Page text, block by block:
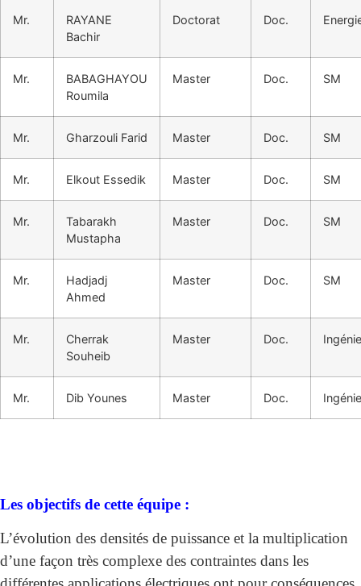
Mr.
RAYANE
Bachir
Doctorat Doc.
Mr.
BABAGHAYOU
Roumila
Master Doc. SM
Mr. Gharzouli Farid Master Doc. SM
Mr. Elkout Essedik Master Doc. SM
Mr.
Tabarakh
Mustapha
Master Doc. SM
Mr.
Hadjadj
Ahmed
Master Doc. SM
Mr.
Cherrak
Souheib
Master Doc.
Mr. Dib Younes Master Doc.
Les objectifs de cette équipe :
L’évolution des densités de puissance et la multiplication
d’une façon très complexe des contraintes dans les